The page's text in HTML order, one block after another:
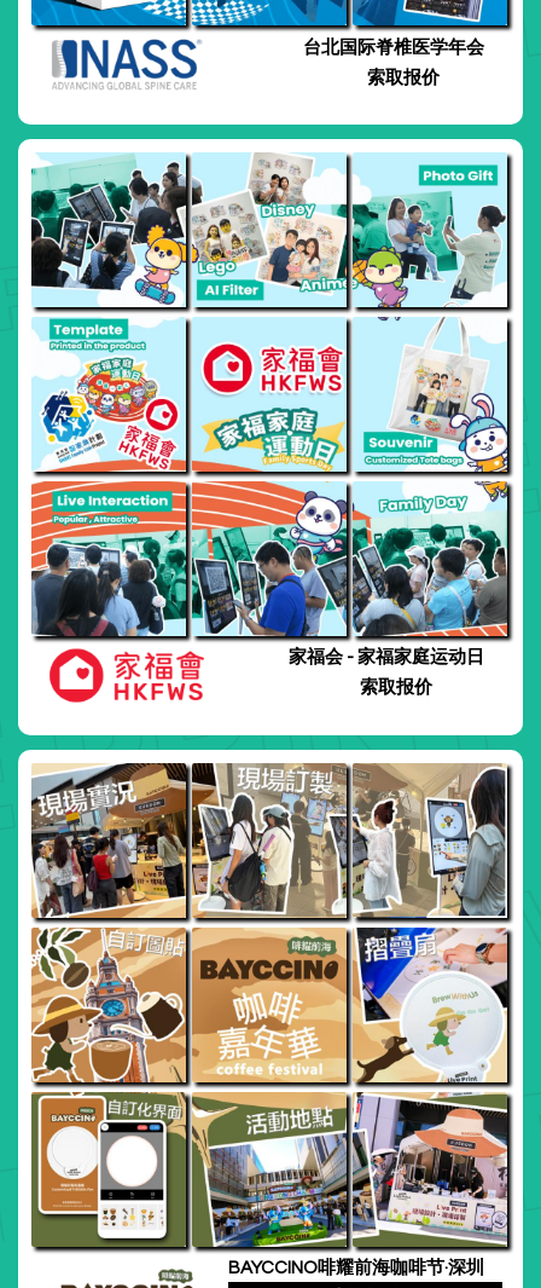
台北国际脊椎医学年会
索取报价
家福会 - 家福家庭运动日
索取报价
BAYCCINO啡耀前海咖啡节·深圳